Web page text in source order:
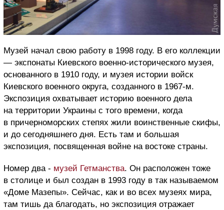
Музей начал свою работу в 1998 году. В его коллекции
— экспонаты Киевского военно-исторического музея,
основанного в 1910 году, и музея истории войск
Киевского военного округа, созданного в 1967-м.
Экспозиция охватывает историю военного дела
на территории Украины с того времени, когда
в причерноморских степях жили воинственные скифы,
и до сегодняшнего дня. Есть там и большая
экспозиция, посвященная войне на востоке страны.
Номер два - музей Гетманства. Он расположен тоже
в столице и был создан в 1993 году в так называемом
«Доме Мазепы». Сейчас, как и во всех музеях мира,
там тишь да благодать, но экспозиция отражает